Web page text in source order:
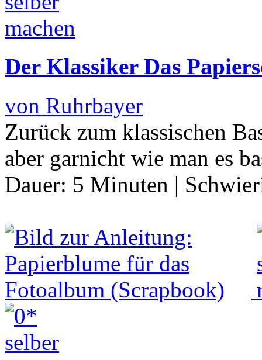
Der Klassiker Das
von Ruhrbayer
Zurück zum klassischen
aber garnicht wie man es
Dauer: 5 Minuten |